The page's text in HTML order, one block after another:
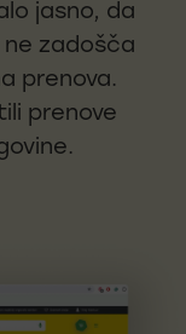
jasno, da
zadošča
prenova.
prenove